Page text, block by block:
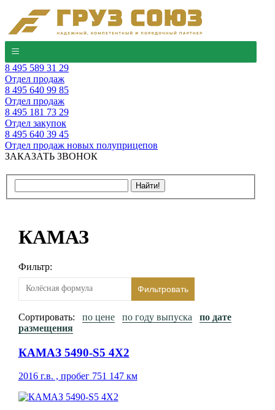
8 495 589 31 29
Отдел продаж
8 495 640 99 85
Отдел продаж
8 495 181 73 29
Отдел закупок
8 495 640 39 45
Отдел продаж новых полуприцепов
ЗАКАЗАТЬ ЗВОНОК
КАМАЗ
Фильтр:
Фильтровать
Сортировать: по цене по году выпуска
по дате
размещения
КАМАЗ 5490-S5 4Х2
2016 г.в. , пробег 751 147 км